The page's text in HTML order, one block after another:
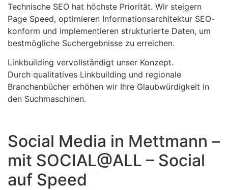
Technische SEO hat höchste Priorität. Wir steigern
Page Speed, optimieren Informationsarchitektur SEO-
konform und implementieren strukturierte Daten, um
bestmögliche Suchergebnisse zu erreichen.
Linkbuilding vervollständigt unser Konzept.
Durch qualitatives Linkbuilding und regionale
Branchenbücher erhöhen wir Ihre Glaubwürdigkeit in
den Suchmaschinen.
Social Media in Mettmann –
mit SOCIAL@ALL – Social
auf Speed